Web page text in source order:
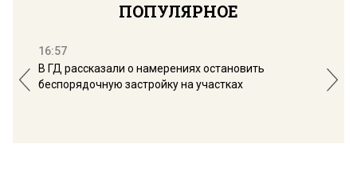
ПОПУЛЯРНОЕ
16:57
В ГД рассказали о намерениях остановить
беспорядочную застройку на участках